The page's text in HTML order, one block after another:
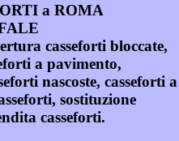
a ROMA
casseforti bloccate,
a pavimento,
nascoste, casseforti a
sostituzione
casseforti.